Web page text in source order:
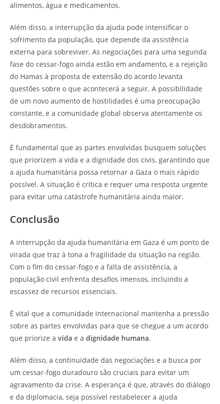
alimentos, água e medicamentos.
Além disso, a interrupção da ajuda pode intensificar o
sofrimento da população, que depende da assistência
externa para sobreviver. As negociações para uma segunda
fase do cessar-fogo ainda estão em andamento, e a rejeição
do Hamas à proposta de extensão do acordo levanta
questões sobre o que acontecerá a seguir. A possibilidade
de um novo aumento de hostilidades é uma preocupação
constante, e a comunidade global observa atentamente os
desdobramentos.
É fundamental que as partes envolvidas busquem soluções
que priorizem a vida e a dignidade dos civis, garantindo que
a ajuda humanitária possa retornar a Gaza o mais rápido
possível. A situação é crítica e requer uma resposta urgente
para evitar uma catástrofe humanitária ainda maior.
Conclusão
A interrupção da ajuda humanitária em Gaza é um ponto de
virada que traz à tona a fragilidade da situação na região.
Com o fim do cessar-fogo e a falta de assistência, a
população civil enfrenta desafios imensos, incluindo a
escassez de recursos essenciais.
É vital que a comunidade internacional mantenha a pressão
sobre as partes envolvidas para que se chegue a um acordo
que priorize a vida e a dignidade humana.
Além disso, a continuidade das negociações e a busca por
um cessar-fogo duradouro são cruciais para evitar um
agravamento da crise. A esperança é que, através do diálogo
e da diplomacia, seja possível restabelecer a ajuda